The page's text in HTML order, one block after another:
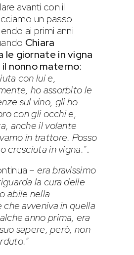
avanti con il
un passo
ai primi anni
Chiara
le giornate in vigna
il nonno materno:
con lui e,
ho assorbito le
sul vino, gli ho
con gli occhi e,
anche il volante
in trattore. Posso
cresciuta in vigna.”.
–era bravissimo
la cura delle
abile nella
avveniva in quella
anno prima, era
sapere, però, non
”